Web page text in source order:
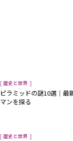
[ 歴史と世界 ]
ピラミッドの謎10選｜最
マンを探る
[ 歴史と世界 ]